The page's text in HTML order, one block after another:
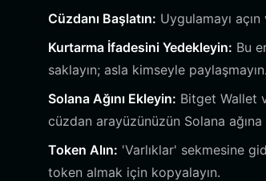
Cüzdanı Başlatın: Uygulamayı
Kurtarma İfadesini Yedekleyin: Bu
saklayın; asla kimseyle paylaşmayın.
Solana Ağını Ekleyin: Bitget Wallet
cüzdan arayüzünüzün Solana ağına
Token Alın: 'Varlıklar' sekmesine
token almak için kopyalayın.